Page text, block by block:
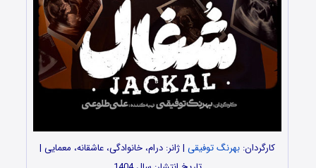
کارگردان: بهرنگ توفیقی | ژانر: درام، خانوادگی، عاشقانه، معمایی |